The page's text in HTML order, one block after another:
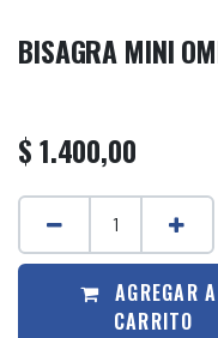
BISAGRA MINI
$ 1.400,00
AGREGAR
CARRITO